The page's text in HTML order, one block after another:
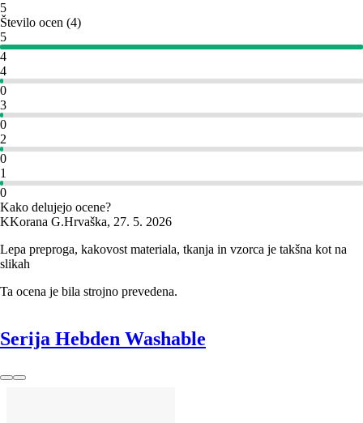
5
Število ocen (4)
5
4
4
0
3
0
2
0
1
0
Kako delujejo ocene?
KKorana G.Hrvaška, 27. 5. 2026
Lepa preproga, kakovost materiala, tkanja in vzorca je takšna kot na
slikah
Ta ocena je bila strojno prevedena.
Serija Hebden Washable